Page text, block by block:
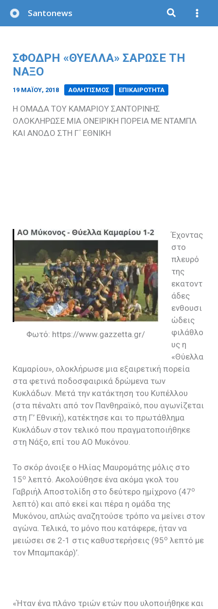
στο
Santonews
ΣΦΟΔΡΗ «ΘΥΕΛΛΑ» ΣΑΡΩΣΕ ΤΗ
ΝΑΞΟ
19 ΜΑΪ́ΟΥ, 2018 ΑΘΛΗΤΙΣΜΟΣ ΕΠΙΚΑΙΡΟΤΗΤΑ
Η ΟΜΑΔΑ ΤΟΥ ΚΑΜΑΡΙΟΥ ΣΑΝΤΟΡΙΝΗΣ
ΟΛΟΚΛΗΡΩΣΕ ΜΙΑ ΟΝΕΙΡΙΚΗ ΠΟΡΕΙΑ ΜΕ ΝΤΑΜΠΛ
KAI ANOΔΟ ΣΤΗ Γ΄ ΕΘΝΙΚΗ
Φωτό: https://www.gazzetta.gr/
Έχοντας
στο
πλευρό
της
εκατοντ
άδες
ενθουσι
ώδεις
φιλάθλο
υς η
«Θύελλα
Καμαρίου», ολοκλήρωσε μια εξαιρετική πορεία
στα φετινά ποδοσφαιρικά δρώμενα των
Κυκλάδων. Μετά την κατάκτηση του Κυπέλλου
(στα πέναλτι από τον Πανθηραϊκό, που αγωνίζεται
στη Γ’ Εθνική), κατέκτησε και το πρωτάθλημα
Κυκλάδων στον τελικό που πραγματοποιήθηκε
στη Νάξο, επί του ΑΟ Μυκόνου.
Το σκόρ άνοιξε ο Ηλίας Μαυρομάτης μόλις στο
15ο λεπτό. Ακολούθησε ένα ακόμα γκολ του
Γαβριήλ Αποστολίδη στο δεύτερο ημίχρονο (47ο
λεπτό) και από εκεί και πέρα η ομάδα της
Μυκόνου, απλώς αναζητούσε τρόπο να μείνει στον
αγώνα. Τελικά, το μόνο που κατάφερε, ήταν να
μειώσει σε 2-1 στις καθυστερήσεις (95ο λεπτό με
τον Μπαμπακάρ)’.
«Ήταν ένα πλάνο τριών ετών που υλοποιήθηκε και